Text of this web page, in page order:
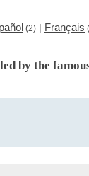
(2) | Français
by the